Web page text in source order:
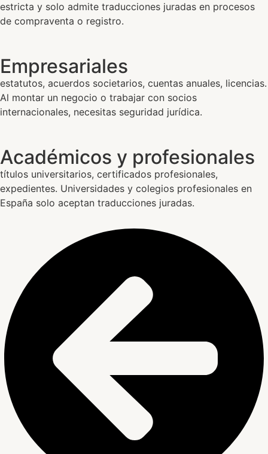
estricta y solo admite traducciones juradas en procesos
de compraventa o registro.
Empresariales
estatutos, acuerdos societarios, cuentas anuales, licencias.
Al montar un negocio o trabajar con socios
internacionales, necesitas seguridad jurídica.
Académicos y profesionales
títulos universitarios, certificados profesionales,
expedientes. Universidades y colegios profesionales en
España solo aceptan traducciones juradas.